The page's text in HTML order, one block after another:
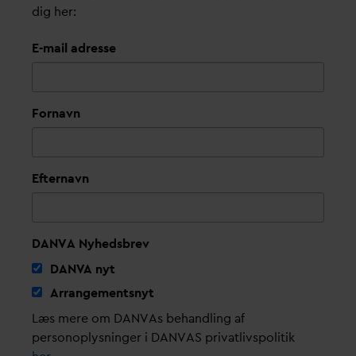
dig her:
E-mail adresse
Fornavn
Efternavn
DANVA Nyhedsbrev
DANVA nyt
Arrangementsnyt
Læs mere om DANVAs behandling af
personoplysninger i DANVAS privatlivspolitik